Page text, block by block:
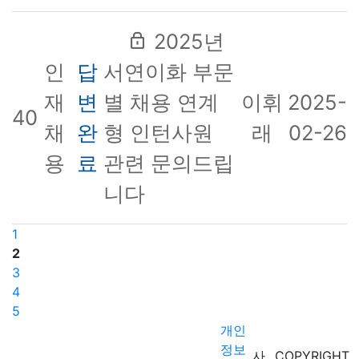
40
인
재
채
용
답
변
완
료
2025년
서연이화 부문
별 채용 연계
형 인턴사원
관련 문의드립
니다
이휘
래
2025-
02-26
1
2
3
4
5
개인
정보 사 COPYRIGHT